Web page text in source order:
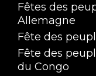
Fêtes des
Allemagne
Fête des
Fête des
du Congo